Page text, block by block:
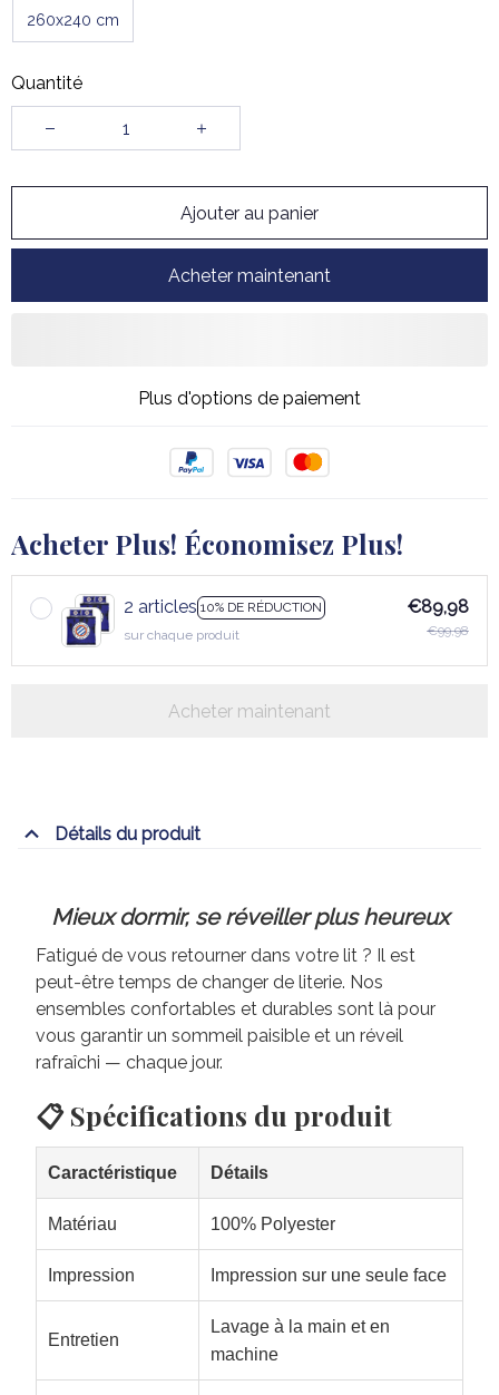
260x240 cm
Quantité
Ajouter au panier
Acheter maintenant
Plus d'options de paiement
Acheter Plus! Économisez Plus!
2 articles 10% DE RÉDUCTION
sur chaque produit
€89,98
€99,98
Acheter maintenant
Détails du produit
Mieux dormir, se réveiller plus heureux
Fatigué de vous retourner dans votre lit ? Il est
peut-être temps de changer de literie. Nos
ensembles confortables et durables sont là pour
vous garantir un sommeil paisible et un réveil
rafraîchi — chaque jour.
📋 Spécifications du produit
Caractéristique Détails
Matériau 100% Polyester
Impression Impression sur une seule face
Entretien
Lavage à la main et en
machine